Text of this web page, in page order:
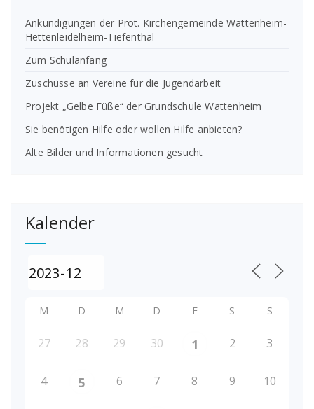
Ankündigungen der Prot. Kirchengemeinde Wattenheim-
Hettenleidelheim-Tiefenthal
Zum Schulanfang
Zuschüsse an Vereine für die Jugendarbeit
Projekt „Gelbe Füße“ der Grundschule Wattenheim
Sie benötigen Hilfe oder wollen Hilfe anbieten?
Alte Bilder und Informationen gesucht
Kalender
M D M D F S S
27 28 29 30 1 2 3
4 5 6 7 8 9 10